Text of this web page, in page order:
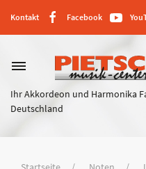
Kontakt Facebook
dehaze
Ihr Akkordeon und Harmonika
Deutschland